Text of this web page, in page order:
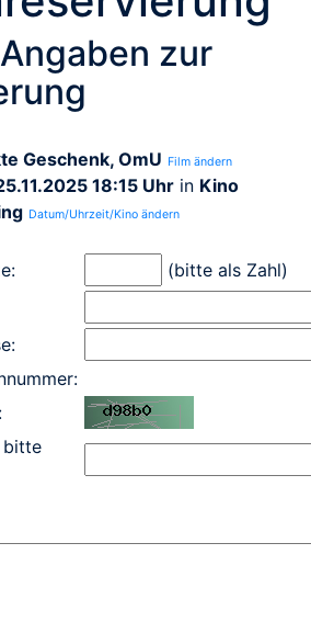
zur
Geschenk, OmU Film ändern
18:15 Uhr in Kino
Datum/Uhrzeit/Kino ändern
(bitte als Zahl)
bitte